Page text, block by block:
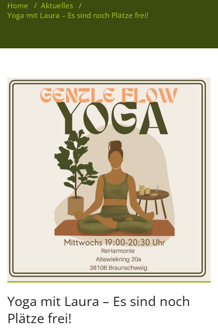
Home / Aktuelles /
Yoga mit Laura – Es sind noch Plätze frei!
Yoga mit Laura – Es sind noch
Plätze frei!